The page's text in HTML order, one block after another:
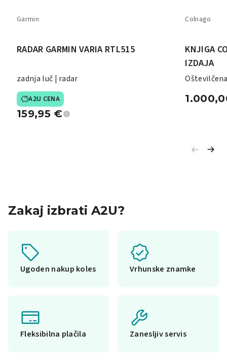
Garmin
RADAR GARMIN VARIA RTL515
zadnja luč | radar
A2U CENA
159,95 €
Colnago
KNJIGA
IZDAJA
Zakaj izbrati A2U?
Ugoden nakup koles Vrhunske znamke
Fleksibilna plačila Zanesljiv servis